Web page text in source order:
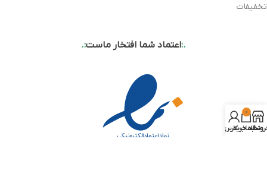
تخفیفات
.:اعتماد شما افتخار ماست:.
0
سبد خرید
حساب کاربری من